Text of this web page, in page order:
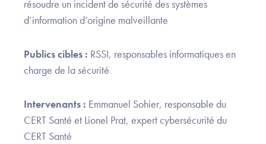
résoudre un incident de sécurité des systèmes
d’information d’origine malveillante
Publics cibles : RSSI, responsables informatiques en
charge de la sécurité
Intervenants : Emmanuel Sohier, responsable du
CERT Santé et Lionel Prat, expert cybersécurité du
CERT Santé